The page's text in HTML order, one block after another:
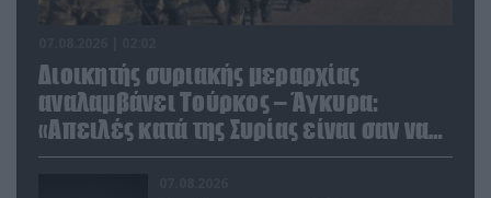
Διοικητής συριακής μεραρχίας
αναλαμβάνει Τούρκος – Άγκυρα:
«Απειλές κατά της Συρίας είναι σαν να
απειλούν εμάς»